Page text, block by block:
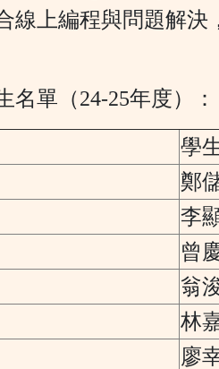
線上編程與問題解
名單（24-25年度）：
學
鄭
李
曾
翁
林
廖